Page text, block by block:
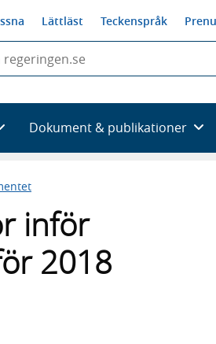
Lättläst Teckenspråk
Dokument & publikationer
inför
2018